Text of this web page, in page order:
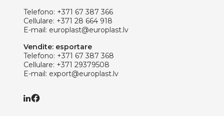
Telefono: +371 67 387 366
Cellulare: +371 28 664 918
E-mail: europlast@europlast.lv
Vendite: esportare
Telefono: +371 67 387 368
Cellulare: +371 29379508
E-mail: export@europlast.lv